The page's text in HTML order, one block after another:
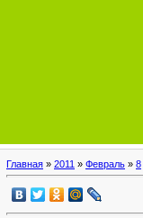
Главная » 2011 » Февраль » 8